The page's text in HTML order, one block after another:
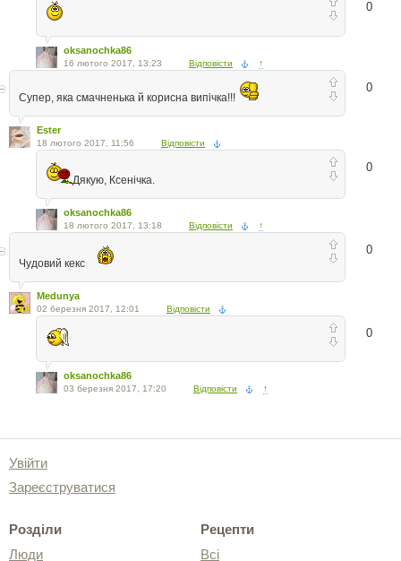
0
oksanochka86
16 лютого 2017, 13:23 Відповісти ↑
0
Супер, яка смачненька й корисна випічка!!!
Ester
18 лютого 2017, 11:56 Відповісти
0
Дякую, Ксенічка.
oksanochka86
18 лютого 2017, 13:18 Відповісти ↑
0
Чудовий кекс
Medunya
02 березня 2017, 12:01 Відповісти
0
oksanochka86
03 березня 2017, 17:20 Відповісти ↑
Увійти
Зареєструватися
Розділи
Люди
Рецепти
Всі